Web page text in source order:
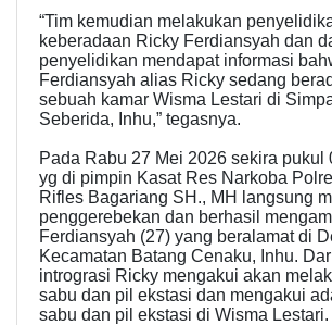
“Tim kemudian melakukan
keberadaan Ricky Ferdiansyah dan
penyelidikan mendapat informasi
Ferdiansyah alias Ricky sedang
sebuah kamar Wisma Lestari di
Seberida, Inhu,” tegasnya.
Pada Rabu 27 Mei 2026 sekira pukul
yg di pimpin Kasat Res Narkoba
Rifles Bagariang SH., MH langsung
penggerebekan dan berhasil
Ferdiansyah (27) yang beralamat di
Kecamatan Batang Cenaku, Inhu.
intrograsi Ricky mengakui akan
sabu dan pil ekstasi dan mengakui
sabu dan pil ekstasi di Wisma Lestari.